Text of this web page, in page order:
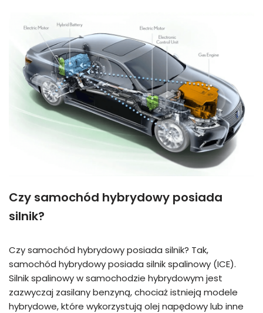
Czy samochód hybrydowy posiada
silnik?
Czy samochód hybrydowy posiada silnik? Tak,
samochód hybrydowy posiada silnik spalinowy (ICE).
Silnik spalinowy w samochodzie hybrydowym jest
zazwyczaj zasilany benzyną, chociaż istnieją modele
hybrydowe, które wykorzystują olej napędowy lub inne